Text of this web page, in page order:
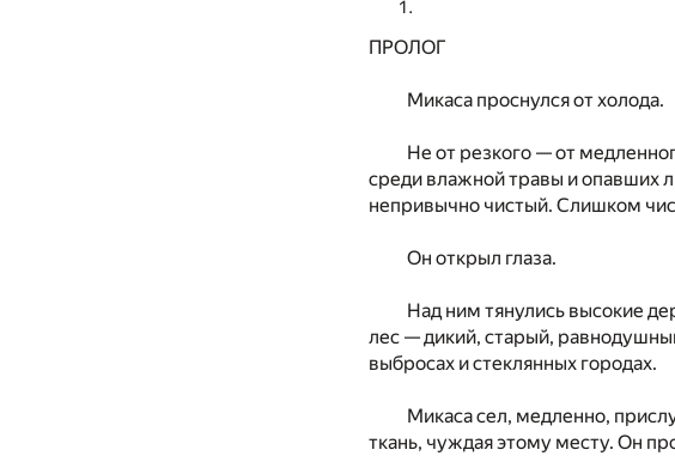
ПРОЛОГ
Микаса проснулся от холода.
Не от резкого — от
среди влажной травы и опавших
непривычно чистый. Слишком
Он открыл глаза.
Над ним тянулись высокие
лес — дикий, старый,
выбросах и стеклянных городах.
Микаса сел, медленно,
ткань, чуждая этому месту. Он